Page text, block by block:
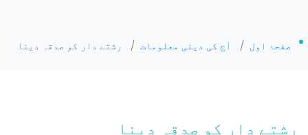
صفحۂ اول / آج کی دینی معلومات / رشتے دار کو صدقہ دینا
رشتے دار کو صدقہ دینا